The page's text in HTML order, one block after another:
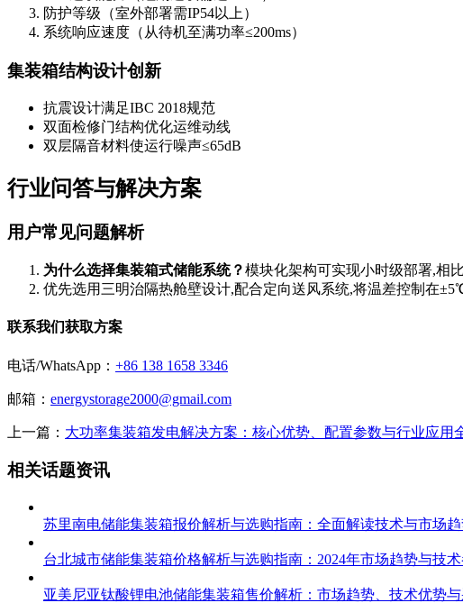
防护等级（室外部署需IP54以上）
系统响应速度（从待机至满功率≤200ms）
集装箱结构设计创新
抗震设计满足IBC 2018规范
双面检修门结构优化运维动线
双层隔音材料使运行噪声≤65dB
行业问答与解决方案
用户常见问题解析
为什么选择集装箱式储能系统？模块化架构可实现小时级部署,相
优先选用三明治隔热舱壁设计,配合定向送风系统,将温差控制在
联系我们获取方案
电话/WhatsApp： +86 138 1658 3346
邮箱： energystorage2000@gmail.com
上一篇： 大功率集装箱发电解决方案：核心优势、配置参数与行业应用
相关话题资讯
苏里南电储能集装箱报价解析与选购指南：全面解读技术与市场
台北城市储能集装箱价格解析与选购指南：2024年市场趋势与技
亚美尼亚钛酸锂电池储能集装箱售价解析：市场趋势、技术优势